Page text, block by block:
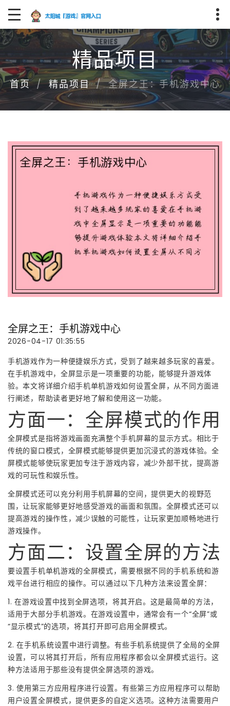
精品项目
首页 精品项目 全屏之王：手机游戏中心
全屏之王：手机游戏中心
2026-04-17 01:35:55
手机游戏作为一种便捷娱乐方式，受到了越来越多玩家的喜爱。
在手机游戏中，全屏显示是一项重要的功能，能够提升游戏体
验。本文将详细介绍手机单机游戏如何设置全屏，从不同方面进
行阐述，帮助读者更好地了解和使用这一功能。
方面一：全屏模式的作用
全屏模式是指将游戏画面充满整个手机屏幕的显示方式。相比于
传统的窗口模式，全屏模式能够提供更加沉浸式的游戏体验。全
屏模式能够使玩家更加专注于游戏内容，减少外部干扰，提高游
戏的可玩性和娱乐性。
全屏模式还可以充分利用手机屏幕的空间，提供更大的视野范
围，让玩家能够更好地感受游戏的画面和氛围。全屏模式还可以
提高游戏的操作性，减少误触的可能性，让玩家更加顺畅地进行
游戏操作。
方面二：设置全屏的方法
要设置手机单机游戏的全屏模式，需要根据不同的手机系统和游
戏平台进行相应的操作。可以通过以下几种方法来设置全屏：
1. 在游戏设置中找到全屏选项，将其开启。这是最简单的方法，
适用于大部分手机游戏。在游戏设置中，通常会有一个“全屏”或
“显示模式”的选项，将其打开即可启用全屏模式。
2. 在手机系统设置中进行调整。有些手机系统提供了全局的全屏
设置，可以将其打开后，所有应用程序都会以全屏模式运行。这
种方法适用于那些没有提供全屏选项的游戏。
3. 使用第三方应用程序进行设置。有些第三方应用程序可以帮助
用户设置全屏模式，提供更多的自定义选项。这种方法需要用户